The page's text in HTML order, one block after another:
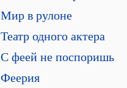
Мир в рулоне
Театр одного актера
С феей не поспоришь
Феерия